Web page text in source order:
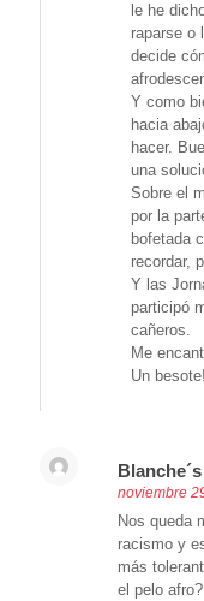
le he
raparse o
decide
Y como
hacia
hacer.
una
Sobre el
por la
bofetada
recordar,
Y las
participó
cañeros.
Me
Un besote!
noviembre
Nos queda
racismo y
más
el pelo